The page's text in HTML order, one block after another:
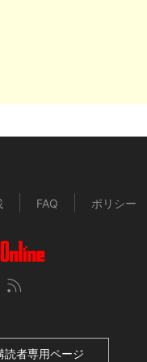
FAQ ポリシー
読者専用ページ